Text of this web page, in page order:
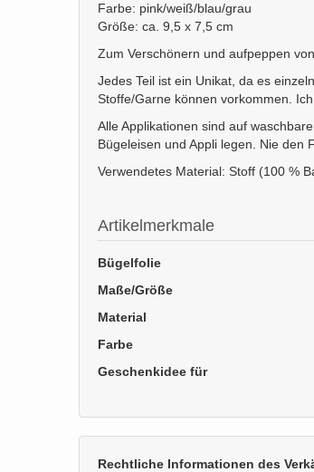
Farbe: pink/weiß/blau/grau
Größe: ca. 9,5 x 7,5 cm
Zum Verschönern und aufpeppen
Jedes Teil ist ein Unikat, da es
Stoffe/Garne können vorkommen.
Alle Applikationen sind auf
Bügeleisen und Appli legen. Nie den
Verwendetes Material: Stoff (100 %
Artikelmerkmale
Bügelfolie
Maße/Größe
Material
Farbe
Geschenkidee für
Rechtliche Informationen des